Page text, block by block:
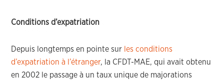
Conditions d’expatriation
Depuis longtemps en pointe sur les conditions
d’expatriation à l’étranger, la CFDT-MAE, qui avait obtenu
en 2002 le passage à un taux unique de majorations